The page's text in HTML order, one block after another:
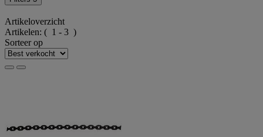
Artikeloverzicht
Artikelen: ( 1 - 3 )
Sorteer op